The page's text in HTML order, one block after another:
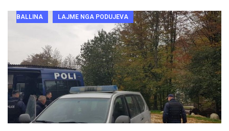
BALLINA LAJME NGA PODUJEVA